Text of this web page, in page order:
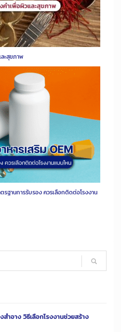
ะสุขภาพ
รฐานการรับรอง ควรเลือกติดต่อโรงงาน
สำอาง วิธีเลือกโรงงานช่วยสร้าง